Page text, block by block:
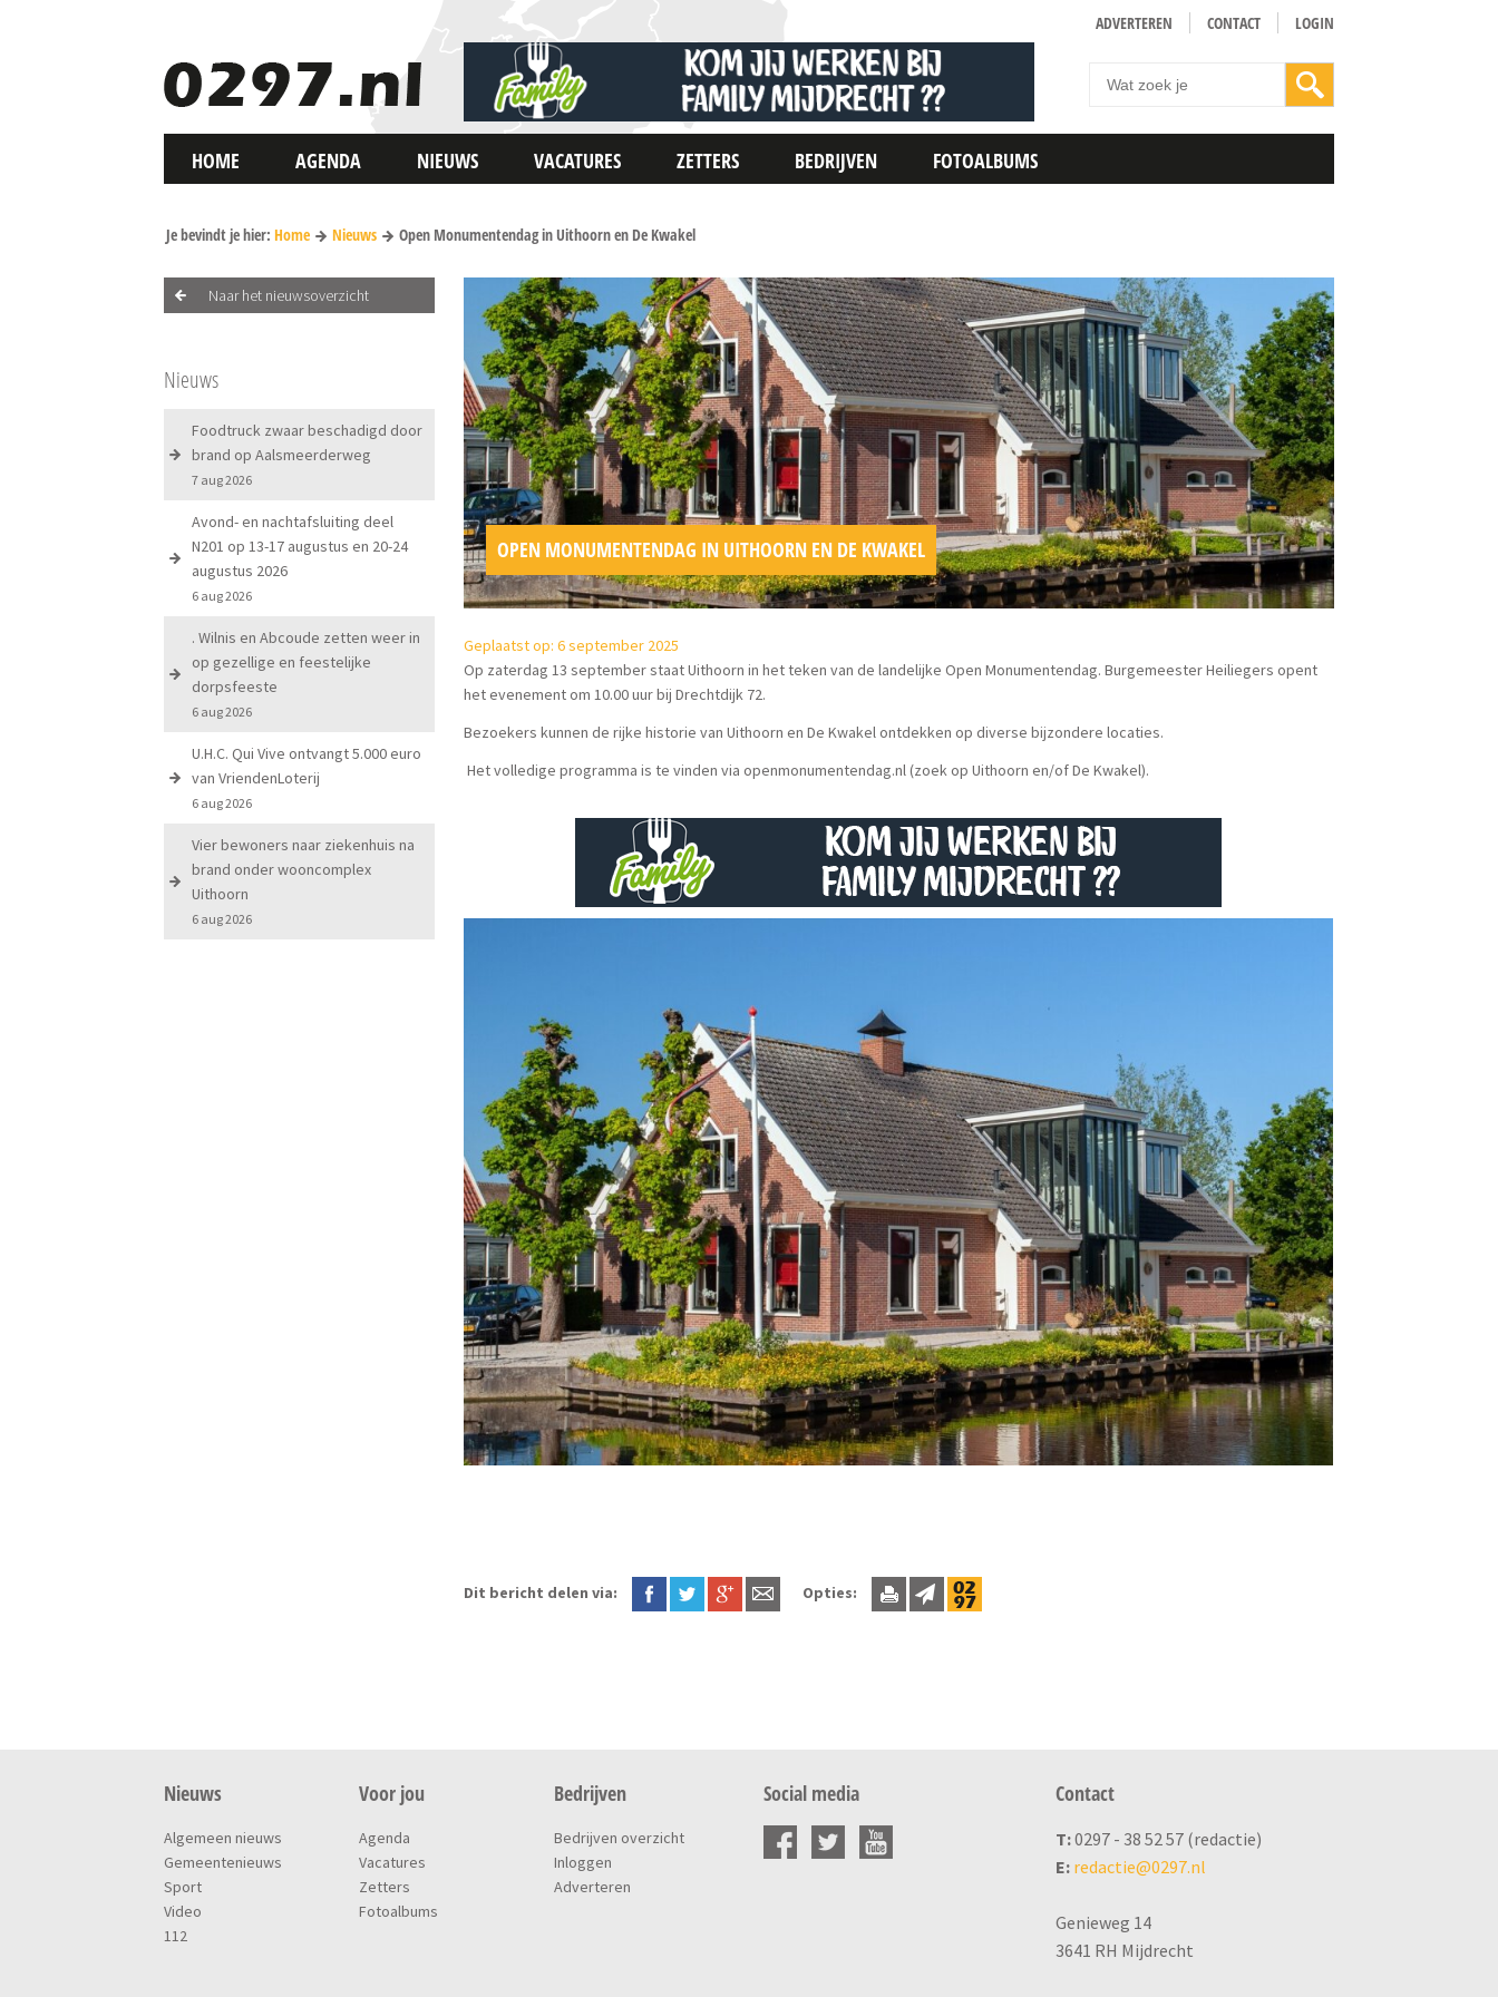
ADVERTEREN CONTACT LOGIN
HOME AGENDA NIEUWS VACATURES ZETTERS BEDRIJVEN FOTOALBUMS
Je bevindt je hier: Home Nieuws Open Monumentendag in Uithoorn en De Kwakel
Naar het nieuwsoverzicht
Nieuws
Foodtruck zwaar beschadigd door
brand op Aalsmeerderweg
7 aug 2026
Avond- en nachtafsluiting deel
N201 op 13-17 augustus en 20-24
augustus 2026
6 aug 2026
. Wilnis en Abcoude zetten weer in
op gezellige en feestelijke
dorpsfeeste
6 aug 2026
U.H.C. Qui Vive ontvangt 5.000 euro
van VriendenLoterij
6 aug 2026
Vier bewoners naar ziekenhuis na
brand onder wooncomplex
Uithoorn
6 aug 2026
OPEN MONUMENTENDAG IN UITHOORN EN DE KWAKEL
Geplaatst op: 6 september 2025
Op zaterdag 13 september staat Uithoorn in het teken van de landelijke Open Monumentendag. Burgemeester Heiliegers opent
het evenement om 10.00 uur bij Drechtdijk 72.
Bezoekers kunnen de rijke historie van Uithoorn en De Kwakel ontdekken op diverse bijzondere locaties.
Het volledige programma is te vinden via openmonumentendag.nl (zoek op Uithoorn en/of De Kwakel).
Dit bericht delen via: Opties:
Nieuws
Algemeen nieuws
Gemeentenieuws
Sport
Video
112
Voor jou
Agenda
Vacatures
Zetters
Fotoalbums
Bedrijven
Bedrijven overzicht
Inloggen
Adverteren
Social media Contact
T:0297 - 38 52 57 (redactie)
E: redactie@0297.nl
Genieweg 14
3641 RH Mijdrecht